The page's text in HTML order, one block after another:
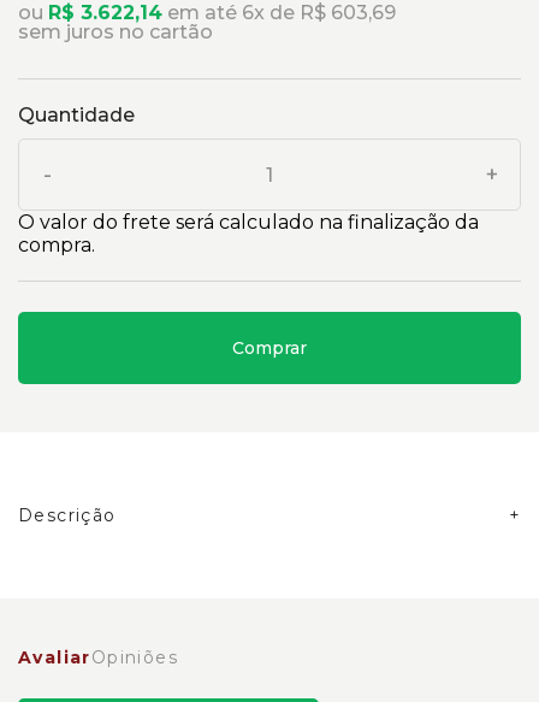
ou R$ 3.622,14 em até 6x de R$ 603,69
sem juros no cartão
Quantidade
- +
O valor do frete será calculado na finalização da
compra.
Comprar
Descrição
AvaliarOpiniões